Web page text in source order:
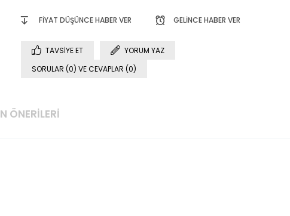
FIYAT DÜŞÜNCE HABER VER GELINCE HABER VER
TAVSIYE ET
YORUM YAZ
SORULAR (0) VE CEVAPLAR (0)
ÖNERILERI